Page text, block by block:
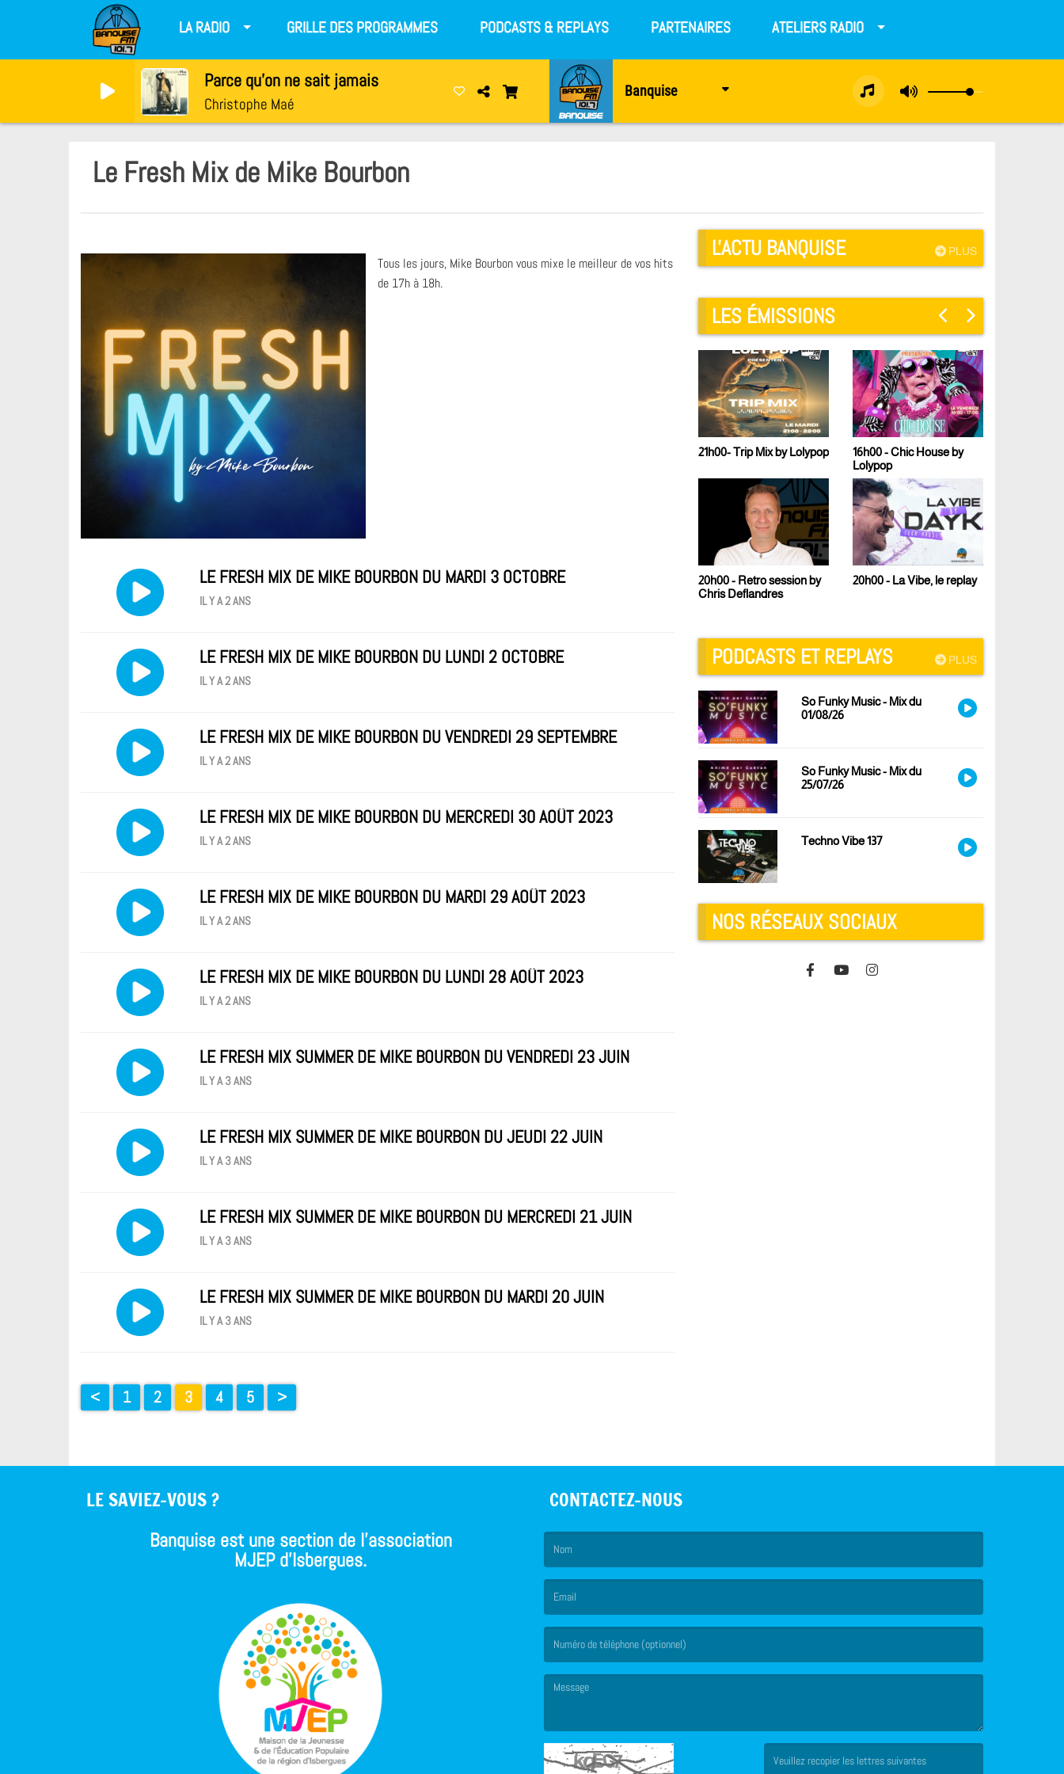
LA RADIO GRILLE DES PROGRAMMES PODCASTS & REPLAYS PARTENAIRES ATELIERS RADIO
Parce qu'on ne sait jamais
Christophe Maé
Banquise
Le Fresh Mix de Mike Bourbon
Tous les jours, Mike Bourbon vous mixe le meilleur de vos hits
de 17h à 18h.
LE FRESH MIX DE MIKE BOURBON DU MARDI 3 OCTOBRE
IL Y A 2 ANS
LE FRESH MIX DE MIKE BOURBON DU LUNDI 2 OCTOBRE
IL Y A 2 ANS
LE FRESH MIX DE MIKE BOURBON DU VENDREDI 29 SEPTEMBRE
IL Y A 2 ANS
LE FRESH MIX DE MIKE BOURBON DU MERCREDI 30 AOÛT 2023
IL Y A 2 ANS
LE FRESH MIX DE MIKE BOURBON DU MARDI 29 AOÛT 2023
IL Y A 2 ANS
LE FRESH MIX DE MIKE BOURBON DU LUNDI 28 AOÛT 2023
IL Y A 2 ANS
LE FRESH MIX SUMMER DE MIKE BOURBON DU VENDREDI 23 JUIN
IL Y A 3 ANS
LE FRESH MIX SUMMER DE MIKE BOURBON DU JEUDI 22 JUIN
IL Y A 3 ANS
LE FRESH MIX SUMMER DE MIKE BOURBON DU MERCREDI 21 JUIN
IL Y A 3 ANS
LE FRESH MIX SUMMER DE MIKE BOURBON DU MARDI 20 JUIN
IL Y A 3 ANS
< 1 2 3 4 5 >
PLUS
L'ACTU BANQUISE
LES ÉMISSIONS
21h00- Trip Mix by Lolypop
20h00 - Retro session by
Chris Deflandres
16h00 - Chic House by
20h00 - La Vibe, le replay
17h00 - Le Fresh Mix de
23h00 - Techno Sound
PLUS
PODCASTS ET REPLAYS
So Funky Music - Mix du
01/08/26
So Funky Music - Mix du
25/07/26
Techno Vibe 137
NOS RÉSEAUX SOCIAUX
LE SAVIEZ-VOUS ?
Banquise est une section de l'association
MJEP d'Isbergues.
CONTACTEZ-NOUS